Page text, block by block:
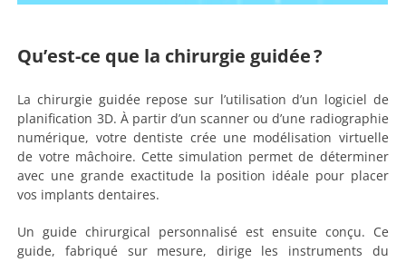
Qu’est-ce que la chirurgie guidée ?
La chirurgie guidée repose sur l’utilisation d’un logiciel de
planification 3D. À partir d’un scanner ou d’une radiographie
numérique, votre dentiste crée une modélisation virtuelle
de votre mâchoire. Cette simulation permet de déterminer
avec une grande exactitude la position idéale pour placer
vos implants dentaires.
Un guide chirurgical personnalisé est ensuite conçu. Ce
guide, fabriqué sur mesure, dirige les instruments du